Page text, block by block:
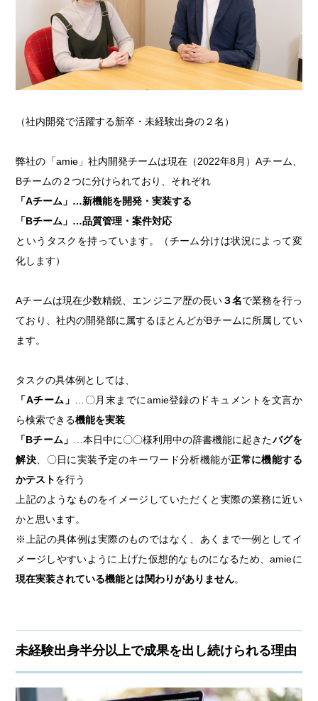
（社内開発で活躍する新卒・未経験出身の２名）
弊社の「amie」社内開発チームは現在（2022年8月）Aチーム、
Bチームの２つに分けられており、それぞれ
「Aチーム」…新機能を開発・実装する
「Bチーム」…品質管理・案件対応
というタスクを持っています。（チーム分けは状況によって変
化します）
Aチームは現在少数精鋭、エンジニア歴の長い３名で業務を行っ
ており、社内の開発部に属するほとんどがBチームに所属してい
ます。
タスクの具体例としては、
「Aチーム」 …〇月末までにamie登録のドキュメントを文言か
ら検索できる機能を実装
「Bチーム」 …本日中に〇〇様利用中の辞書機能に起きたバグを
解決、〇日に実装予定のキーワード分析機能が正常に機能する
かテストを行う
上記のようなものをイメージしていただくと実際の業務に近い
かと思います。
※上記の具体例は実際のものではなく、あくまで一例としてイ
メージしやすいように上げた仮想的なものになるため、amieに
現在実装されている機能とは関わりがありません。
未経験出身半分以上で成果を出し続けられる理由